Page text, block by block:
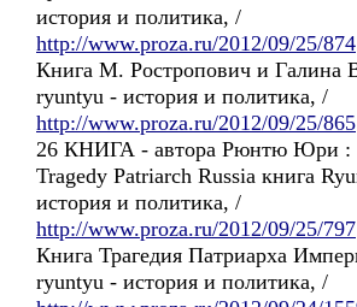
история и политика, /
http://www.proza.ru/2012/09/25/874
Книга М. Ростропович и Галина
ryuntyu - история и политика, /
http://www.proza.ru/2012/09/25/865
26 КНИГА - автора Рюнтю Юри :
Tragedy Patriarch Russia книга
история и политика, /
http://www.proza.ru/2012/09/25/797
Книга Трагедия Патриарха
ryuntyu - история и политика, /